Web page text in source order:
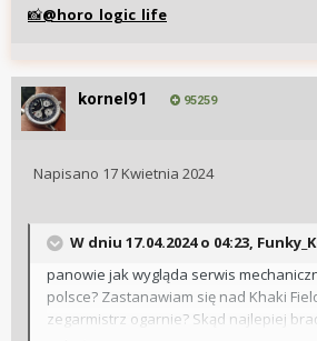
📸@horo_logic_life
kornel91 95259
Napisano 17 Kwietnia 2024
W dniu 17.04.2024 o 04:23,
panowie jak wygląda serwis
polsce? Zastanawiam się nad Khaki
zegarmistrz ogarnie? Skąd najlepiej